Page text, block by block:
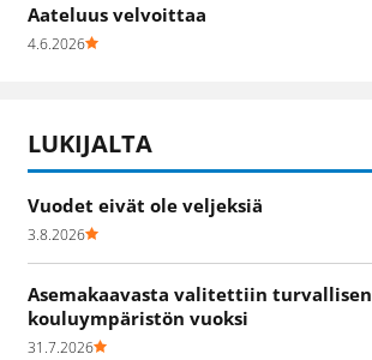
Aateluus velvoittaa
4.6.2026
LUKIJALTA
Vuodet eivät ole veljeksiä
3.8.2026
Asemakaavasta valitettiin turvallisen
kouluympäristön vuoksi
31.7.2026